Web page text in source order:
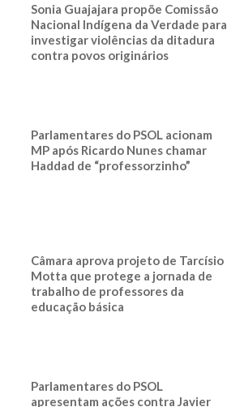
Sonia Guajajara propõe Comissão
Nacional Indígena da Verdade para
investigar violências da ditadura
contra povos originários
Parlamentares do PSOL acionam
MP após Ricardo Nunes chamar
Haddad de “professorzinho”
Câmara aprova projeto de Tarcísio
Motta que protege a jornada de
trabalho de professores da
educação básica
Parlamentares do PSOL
apresentam ações contra Javier